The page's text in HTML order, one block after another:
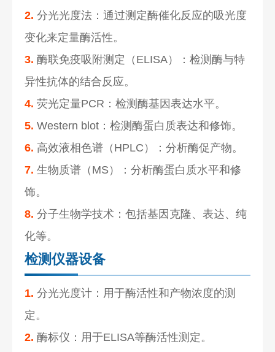
2. 分光光度法：通过测定酶催化反应的吸光度
变化来定量酶活性。
3. 酶联免疫吸附测定（ELISA）：检测酶与特
异性抗体的结合反应。
4. 荧光定量PCR：检测酶基因表达水平。
5. Western blot：检测酶蛋白质表达和修饰。
6. 高效液相色谱（HPLC）：分析酶促产物。
7. 生物质谱（MS）：分析酶蛋白质水平和修
饰。
8. 分子生物学技术：包括基因克隆、表达、纯
化等。
检测仪器设备
1. 分光光度计：用于酶活性和产物浓度的测
定。
2. 酶标仪：用于ELISA等酶活性测定。